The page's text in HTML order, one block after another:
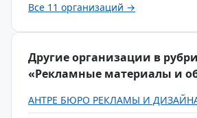
Все 11 организаций →
Другие организации в
«Рекламные материалы и
АНТРЕ БЮРО РЕКЛАМЫ И